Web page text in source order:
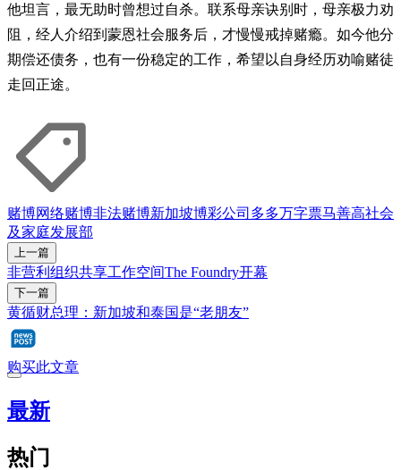
他坦言，最无助时曾想过自杀。联系母亲诀别时，母亲极力劝
阻，经人介绍到蒙恩社会服务后，才慢慢戒掉赌瘾。如今他分
期偿还债务，也有一份稳定的工作，希望以自身经历劝喻赌徒
走回正途。
赌博网络赌博非法赌博新加坡博彩公司 多多万字票马善高社会
及家庭发展部
上一篇
非营利组织共享工作空间The Foundry开幕
下一篇
黄循财总理：新加坡和泰国是“老朋友”
购买此文章
最新
热门